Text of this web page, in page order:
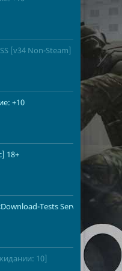
[v34 Non-Steam]
de_dust2
+10
0/11
de_dust2
18+
0/28
de_dust2
Tests Server>
10]
0/13
de_dust2